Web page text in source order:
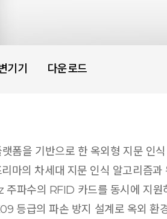
기기 다운로드
을 기반으로 한 옥외형 지문 인
마의 차세대 지문 인식 알고리
주파수의 RFID 카드를 동시에
등급의 파손 방지 설계로 옥외 환